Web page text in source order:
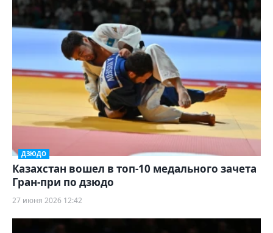
ДЗЮДО
Казахстан вошел в топ-10 медального зачета
Гран-при по дзюдо
27 июня 2026 12:42